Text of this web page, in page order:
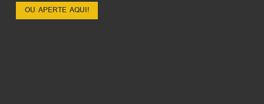
OU APERTE AQUI!